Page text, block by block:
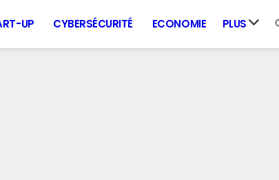
UP CYBERSÉCURITÉ ECONOMIE PLUS